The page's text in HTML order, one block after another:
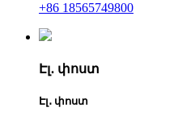
+86 18565749800
Էլ․ փոստ
Էլ․ փոստ